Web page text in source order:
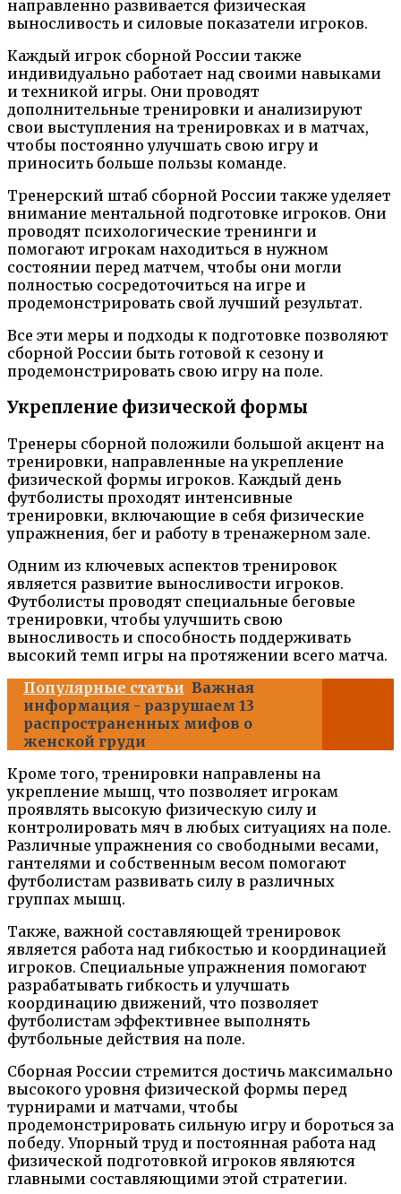
направленно развивается физическая
выносливость и силовые показатели игроков.
Каждый игрок сборной России также
индивидуально работает над своими навыками
и техникой игры. Они проводят
дополнительные тренировки и анализируют
свои выступления на тренировках и в матчах,
чтобы постоянно улучшать свою игру и
приносить больше пользы команде.
Тренерский штаб сборной России также уделяет
внимание ментальной подготовке игроков. Они
проводят психологические тренинги и
помогают игрокам находиться в нужном
состоянии перед матчем, чтобы они могли
полностью сосредоточиться на игре и
продемонстрировать свой лучший результат.
Все эти меры и подходы к подготовке позволяют
сборной России быть готовой к сезону и
продемонстрировать свою игру на поле.
Укрепление физической формы
Тренеры сборной положили большой акцент на
тренировки, направленные на укрепление
физической формы игроков. Каждый день
футболисты проходят интенсивные
тренировки, включающие в себя физические
упражнения, бег и работу в тренажерном зале.
Одним из ключевых аспектов тренировок
является развитие выносливости игроков.
Футболисты проводят специальные беговые
тренировки, чтобы улучшить свою
выносливость и способность поддерживать
высокий темп игры на протяжении всего матча.
Популярные статьи Важная
информация - разрушаем 13
распространенных мифов о
женской груди
Кроме того, тренировки направлены на
укрепление мышц, что позволяет игрокам
проявлять высокую физическую силу и
контролировать мяч в любых ситуациях на поле.
Различные упражнения со свободными весами,
гантелями и собственным весом помогают
футболистам развивать силу в различных
группах мышц.
Также, важной составляющей тренировок
является работа над гибкостью и координацией
игроков. Специальные упражнения помогают
разрабатывать гибкость и улучшать
координацию движений, что позволяет
футболистам эффективнее выполнять
футбольные действия на поле.
Сборная России стремится достичь максимально
высокого уровня физической формы перед
турнирами и матчами, чтобы
продемонстрировать сильную игру и бороться за
победу. Упорный труд и постоянная работа над
физической подготовкой игроков являются
главными составляющими этой стратегии.